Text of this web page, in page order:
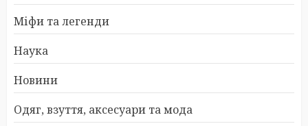
Міфи та легенди
Наука
Новини
Одяг, взуття, аксесуари та мода